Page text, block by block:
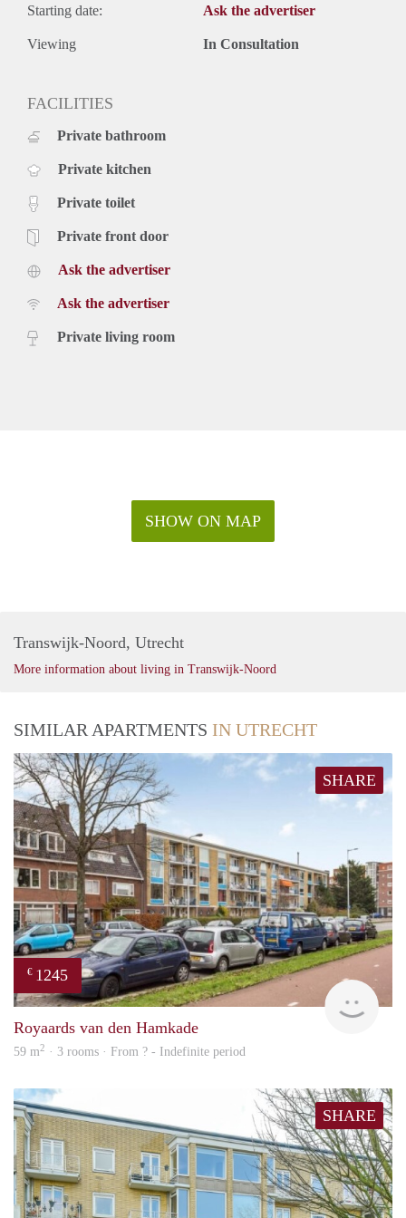
- Borg is gelijk aan 2 maanden huur.
- Eenmalige servicekosten € 295,- exclusief BTW.
€ 1.450,- per maand exclusief g/w/e, kabel tv, en belastingen.
Starting date: Ask the advertiser
Viewing In Consultation
FACILITIES
Private bathroom
Private kitchen
Private toilet
Private front door
Ask the advertiser
Ask the advertiser
Private living room
SHOW ON MAP
Transwijk-Noord, Utrecht
More information about living in Transwijk-Noord
SIMILAR APARTMENTS IN UTRECHT
SHARE
€ 1245
Royaards van den Hamkade
59 m2 · 3 rooms · From ? - Indefinite period
SHARE